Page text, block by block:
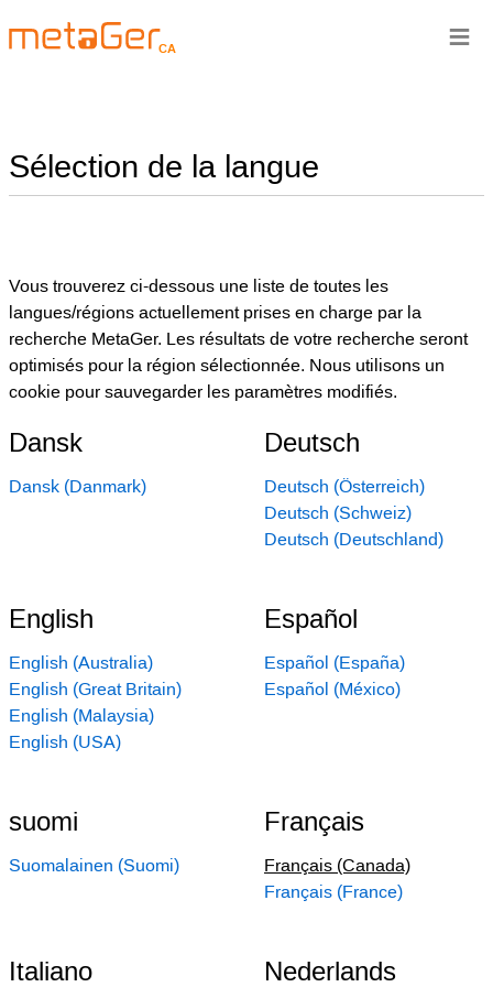
CA
Sélection de la langue
Vous trouverez ci-dessous une liste de toutes les
langues/régions actuellement prises en charge par la
recherche MetaGer. Les résultats de votre recherche seront
optimisés pour la région sélectionnée. Nous utilisons un
cookie pour sauvegarder les paramètres modifiés.
Dansk
Dansk (Danmark)
Deutsch
Deutsch (Österreich)
Deutsch (Schweiz)
Deutsch (Deutschland)
English
English (Australia)
English (Great Britain)
English (Malaysia)
English (USA)
Español
Español (España)
Español (México)
suomi
Suomalainen (Suomi)
Français
Français (Canada)
Français (France)
Italiano Nederlands
≡